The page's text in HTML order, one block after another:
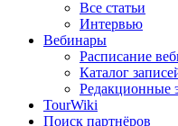
Все статьи
Интервью
Вебинары
Расписание
Каталог
Редакционные
TourWiki
Поиск партнёров